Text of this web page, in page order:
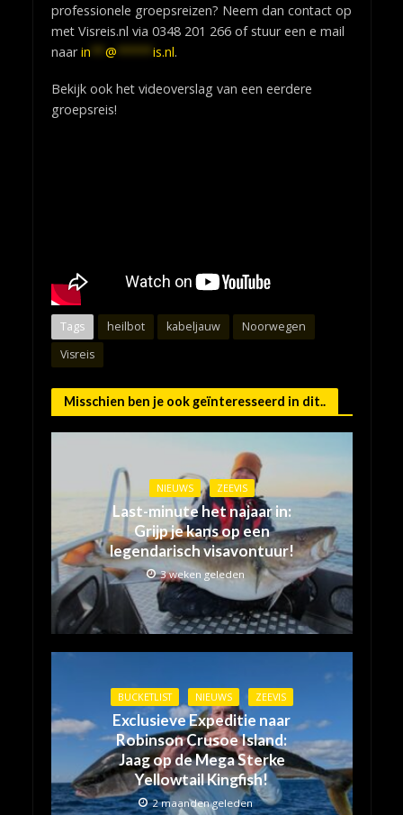
professionele groepsreizen? Neem dan contact op
met Visreis.nl via 0348 201 266 of stuur een e mail
naarin ** @ ***** is.nl.
Bekijk ook het videoverslag van een eerdere
groepsreis!
Tags heilbot kabeljauw
Noorwegen
Visreis
Misschien ben je ook geïnteresseerd in dit..
NIEUWS ZEEVIS
Last-minute het najaar in:
Grijp je kans op een
legendarisch visavontuur!
3 weken geleden
BUCKETLIST NIEUWS ZEEVIS
Exclusieve Expeditie naar
Robinson Crusoe Island:
Jaag op de Mega Sterke
Yellowtail Kingfish!
2 maanden geleden